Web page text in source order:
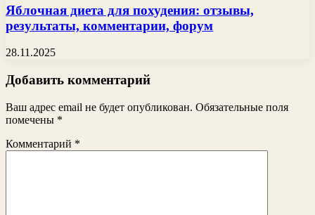
Яблочная диета для похудения: отзывы,
результаты, комментарии, форум
28.11.2025
Добавить комментарий
Ваш адрес email не будет опубликован. Обязательные поля
помечены *
Комментарий *